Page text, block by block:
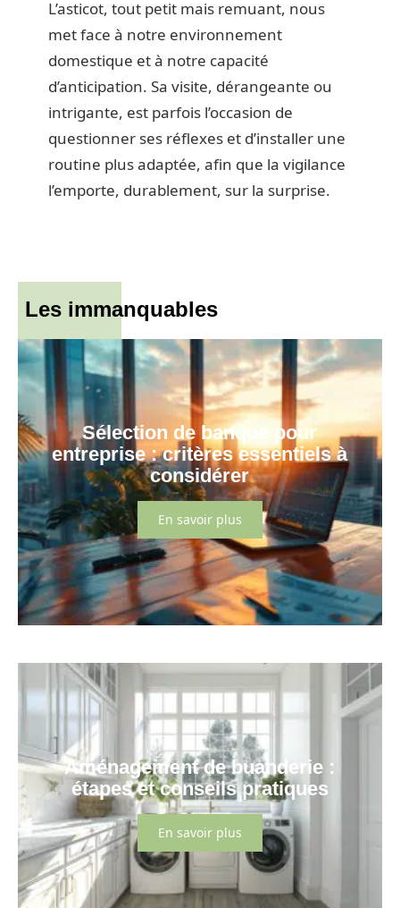
L’asticot, tout petit mais remuant, nous
met face à notre environnement
domestique et à notre capacité
d’anticipation. Sa visite, dérangeante ou
intrigante, est parfois l’occasion de
questionner ses réflexes et d’installer une
routine plus adaptée, afin que la vigilance
l’emporte, durablement, sur la surprise.
Les immanquables
Sélection de banque pour
entreprise : critères essentiels à
considérer
En savoir plus
Aménagement de buanderie :
étapes et conseils pratiques
En savoir plus